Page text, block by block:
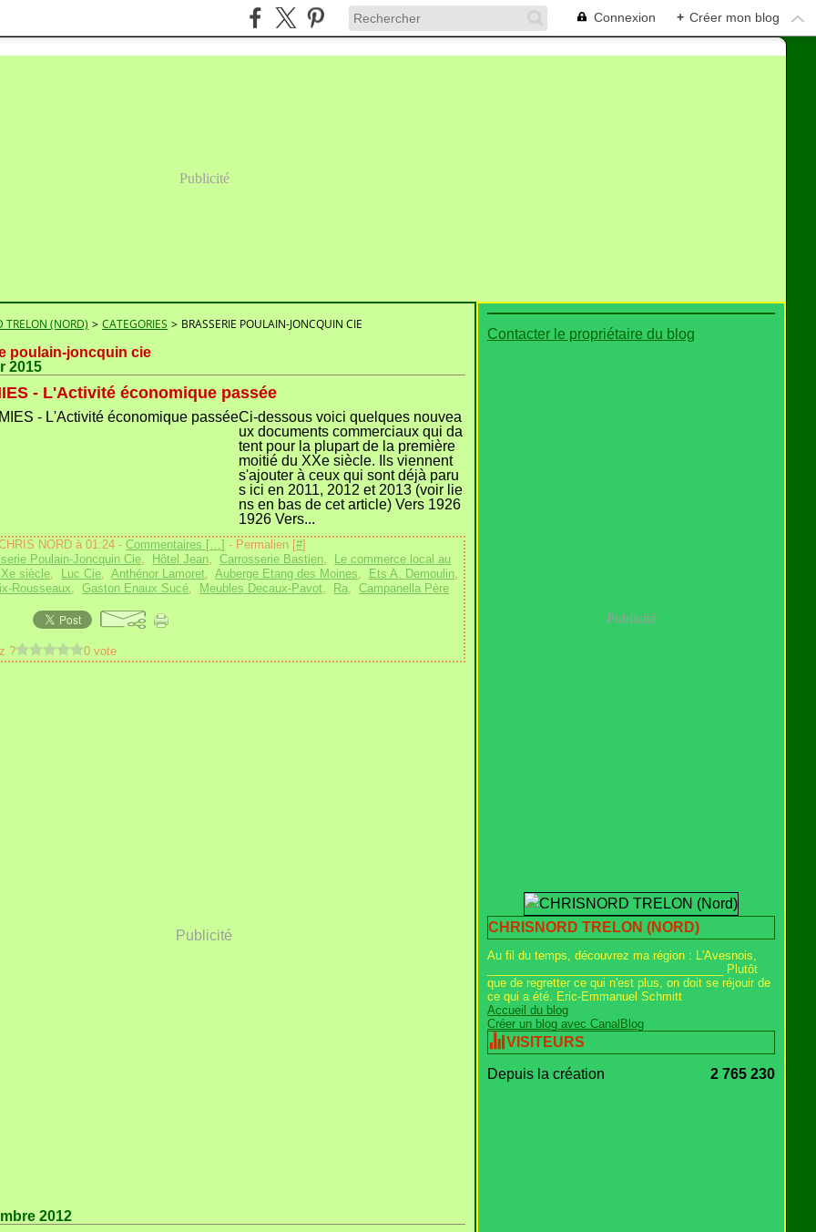
Connexion + Créer mon blog
Publicité
TRELON (NORD) > CATEGORIES > BRASSERIE POULAIN-JONCQUIN CIE
poulain-joncquin cie
2015
- L'Activité économique passée
Ci-dessous voici quelques nouvea
ux documents commerciaux qui da
tent pour la plupart de la première
moitié du XXe siècle. Ils viennent
s'ajouter à ceux qui sont déjà paru
s ici en 2011, 2012 et 2013 (voir lie
ns en bas de cet article) Vers 1926
1926 Vers...
NORD à 01:24 -Commentaires […] - Permalien [#]
Poulain-Joncquin Cie, Hôtel Jean,Carrosserie Bastien,
Le commerce local au
siècle, Luc Cie,Anthénor Lamoret,Auberge Etang des Moines, Ets A. Demoulin,
Rousseaux,Gaston Enaux Sucé, Meubles Decaux-Pavot, Ra,Campanella Père
? 0 vote
Publicité
2012
Contacter le propriétaire du blog
Publicité
CHRISNORD TRELON (NORD)
Au fil du temps, découvrez ma région : L'Avesnois,
_____________________________________ Plutôt
que de regretter ce qui n'est plus, on doit se réjouir de
ce qui a été. Eric-Emmanuel Schmitt
Accueil du blog
Créer un blog avec CanalBlog
VISITEURS
Depuis la création 2 765 230